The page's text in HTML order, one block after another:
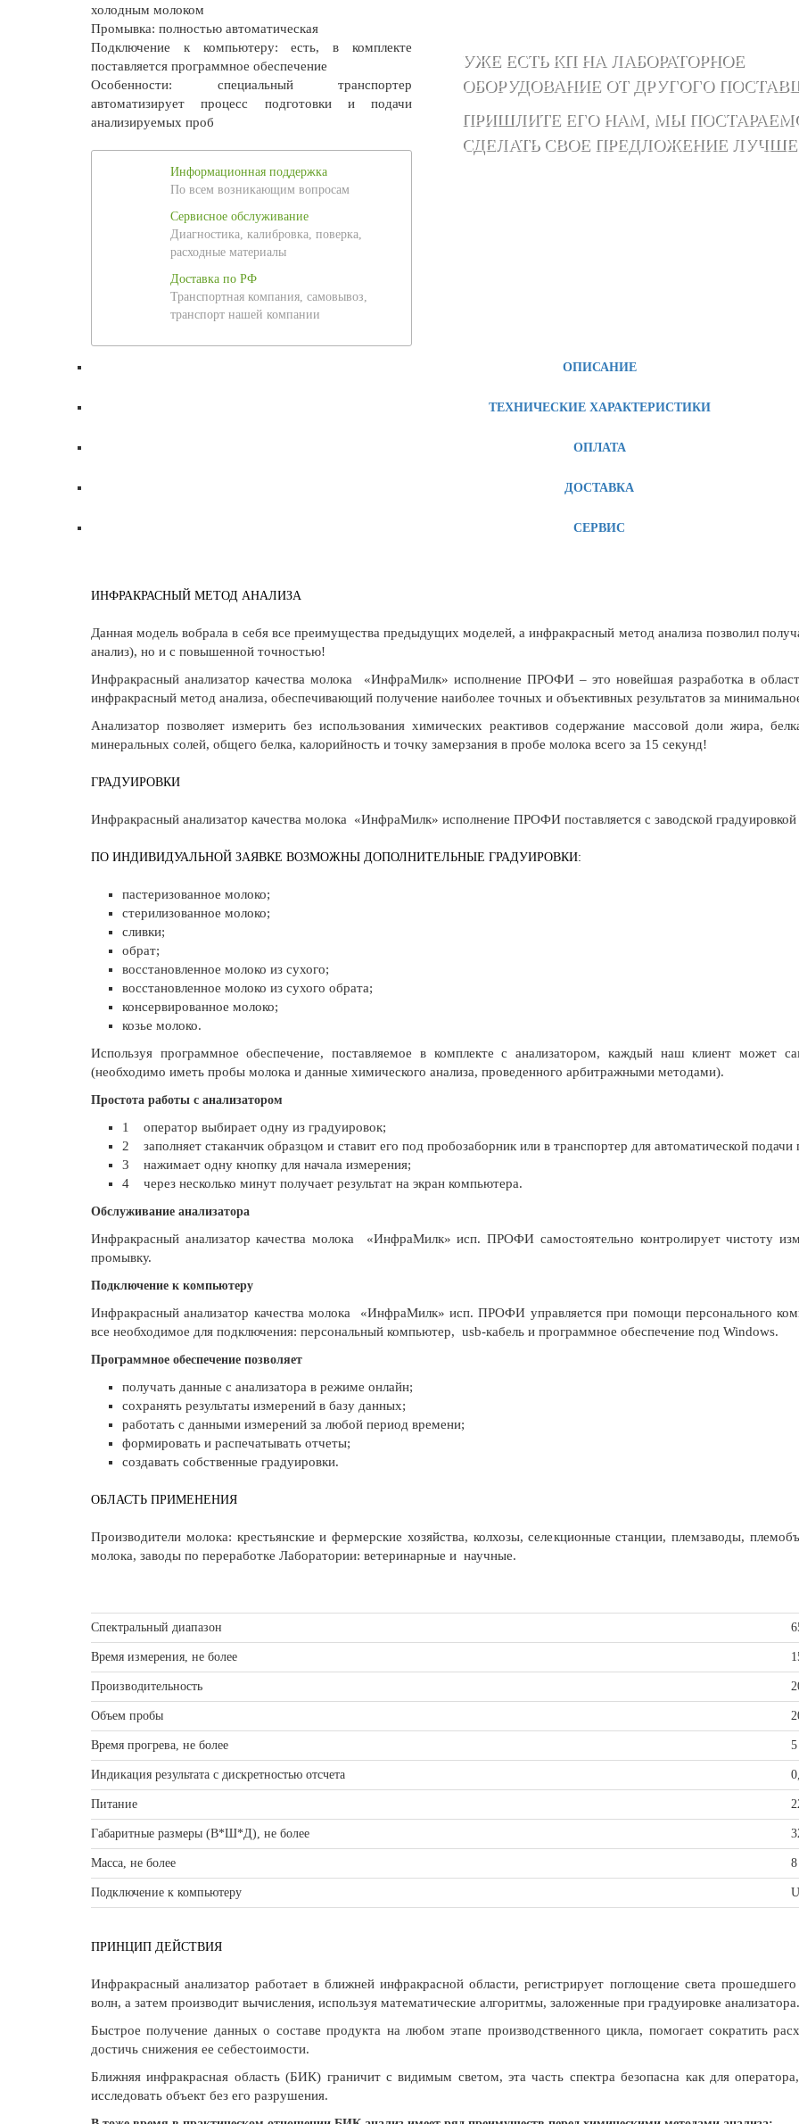
холодным молоком
Промывка: полностью автоматическая
Подключение к компьютеру: есть, в комплекте
поставляется программное обеспечение
Особенности: специальный транспортер
автоматизирует процесс подготовки и подачи
анализируемых проб
Информационная поддержка
По всем возникающим вопросам
Сервисное обслуживание
Диагностика, калибровка, поверка,
расходные материалы
Доставка по РФ
Транспортная компания, самовывоз,
транспорт нашей компании
УЖЕ ЕСТЬ КП НА ЛАБОРАТОРНОЕ
ОБОРУДОВАНИЕ ОТ ДРУГОГО
ПРИШЛИТЕ ЕГО НАМ, МЫ
СДЕЛАТЬ СВОЕ ПРЕДЛОЖЕНИЕ
ОПИСАНИЕ
ТЕХНИЧЕСКИЕ ХАРАКТЕРИСТИКИ
ОПЛАТА
ДОСТАВКА
СЕРВИС
ИНФРАКРАСНЫЙ МЕТОД АНАЛИЗА
Данная модель вобрала в себя все преимущества предыдущих моделей, а инфракрасный метод анализа позволил
анализ), но и с повышенной точностью!
Инфракрасный анализатор качества молока «ИнфраМилк» исполнение ПРОФИ – это новейшая разработка в
инфракрасный метод анализа, обеспечивающий получение наиболее точных и объективных результатов за
Анализатор позволяет измерить без использования химических реактивов содержание массовой доли жира,
минеральных солей, общего белка, калорийность и точку замерзания в пробе молока всего за 15 секунд!
ГРАДУИРОВКИ
Инфракрасный анализатор качества молока «ИнфраМилк» исполнение ПРОФИ поставляется с заводской градуировкой
ПО ИНДИВИДУАЛЬНОЙ ЗАЯВКЕ ВОЗМОЖНЫ ДОПОЛНИТЕЛЬНЫЕ ГРАДУИРОВКИ:
пастеризованное молоко;
стерилизованное молоко;
сливки;
обрат;
восстановленное молоко из сухого;
восстановленное молоко из сухого обрата;
консервированное молоко;
козье молоко.
Используя программное обеспечение, поставляемое в комплекте с анализатором, каждый наш клиент может
(необходимо иметь пробы молока и данные химического анализа, проведенного арбитражными методами).
Простота работы с анализатором
1 оператор выбирает одну из градуировок;
2 заполняет стаканчик образцом и ставит его под пробозаборник или в транспортер для автоматической подачи
3 нажимает одну кнопку для начала измерения;
4 через несколько минут получает результат на экран компьютера.
Обслуживание анализатора
Инфракрасный анализатор качества молока «ИнфраМилк» исп. ПРОФИ самостоятельно контролирует чистоту
промывку.
Подключение к компьютеру
Инфракрасный анализатор качества молока «ИнфраМилк» исп. ПРОФИ управляется при помощи персонального
все необходимое для подключения: персональный компьютер, usb-кабель и программное обеспечение под Windows.
Программное обеспечение позволяет
получать данные с анализатора в режиме онлайн;
сохранять результаты измерений в базу данных;
работать с данными измерений за любой период времени;
формировать и распечатывать отчеты;
создавать собственные градуировки.
ОБЛАСТЬ ПРИМЕНЕНИЯ
Производители молока: крестьянские и фермерские хозяйства, колхозы, селекционные станции, племзаводы,
молока, заводы по переработке Лаборатории: ветеринарные и научные.
Спектральный диапазон
Время измерения, не более
Производительность
Объем пробы
Время прогрева, не более
Индикация результата с дискретностью отсчета
Питание
Габаритные размеры (В*Ш*Д), не более
Масса, не более
Подключение к компьютеру
ПРИНЦИП ДЕЙСТВИЯ
Инфракрасный анализатор работает в ближней инфракрасной области, регистрирует поглощение света
волн, а затем производит вычисления, используя математические алгоритмы, заложенные при градуировке анализатора.
Быстрое получение данных о составе продукта на любом этапе производственного цикла, помогает сократить
достичь снижения ее себестоимости.
Ближняя инфракрасная область (БИК) граничит с видимым светом, эта часть спектра безопасна как для
исследовать объект без его разрушения.